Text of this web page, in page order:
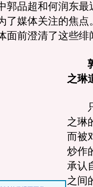
郭品超和何润东最
了媒体关注的焦点
面前澄清了这些绯
之琳
只
之琳
而被
炒作
承认
之间